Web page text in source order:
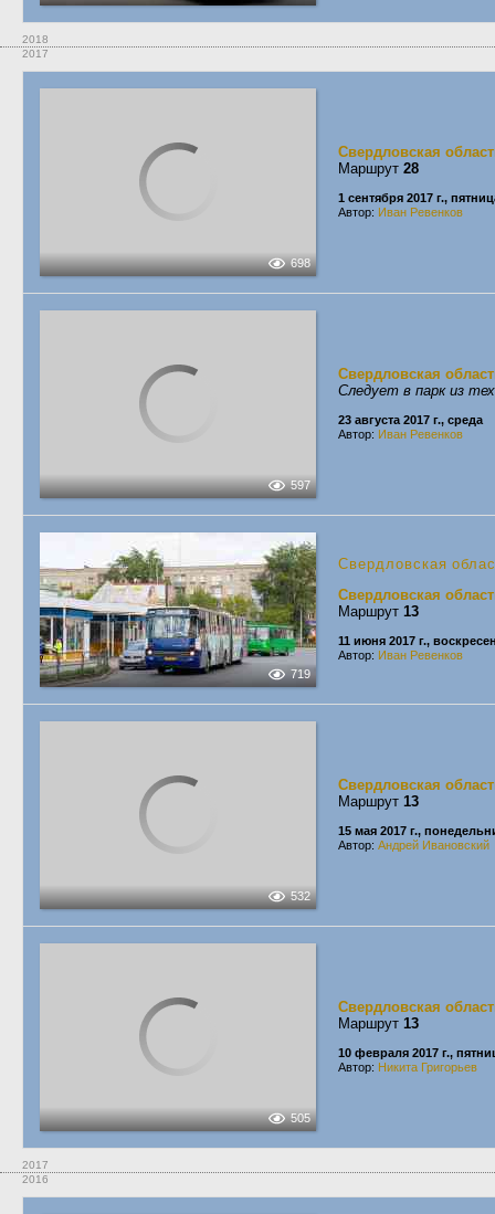
2018
2017
698
Свердловская
Маршрут 28
1 сентября 2017 г.,
Автор: Иван Ревенков
597
Свердловская
Следует в парк из
23 августа 2017 г., среда
Автор: Иван Ревенков
719
Свердловская
Свердловская
Маршрут 13
11 июня 2017 г.,
Автор: Иван Ревенков
532
Свердловская
Маршрут 13
15 мая 2017 г.,
Автор: Андрей Ивановский
505
Свердловская
Маршрут 13
10 февраля 2017 г.,
Автор: Никита Григорьев
2017
2016